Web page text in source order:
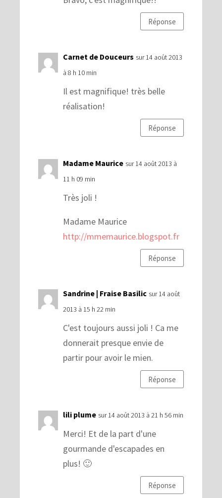
Réponse
Carnet de Douceurs sur 14 août 2013
à 8 h 10 min
Il est magnifique! très belle
réalisation!
Réponse
Madame Maurice sur 14 août 2013 à
11 h 09 min
Très joli !
Madame Maurice
http://mmemaurice.blogspot.fr
Réponse
Sandrine | Fraise Basilic sur 14 août
2013 à 15 h 22 min
C'est toujours aussi joli ! Ca me
donnerait presque envie de
partir pour avoir le mien.
Réponse
lili plume sur 14 août 2013 à 21 h 56 min
Merci! Et de la part d'une
gourmande d'escapades en
plus! 🙂
Réponse